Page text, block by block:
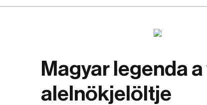
Magyar legenda
alelnökjelöltje